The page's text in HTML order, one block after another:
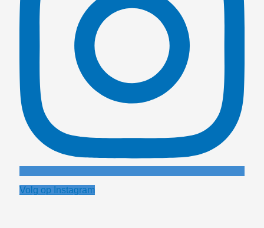
Volg op Instagram